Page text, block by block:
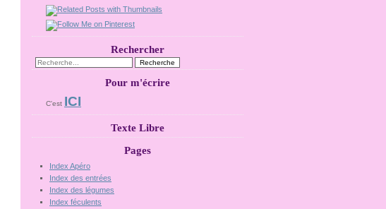
Rechercher
Pour m'écrire
C'est ICI
Texte Libre
Pages
Index Apéro
Index des entrées
Index des légumes
Index féculents